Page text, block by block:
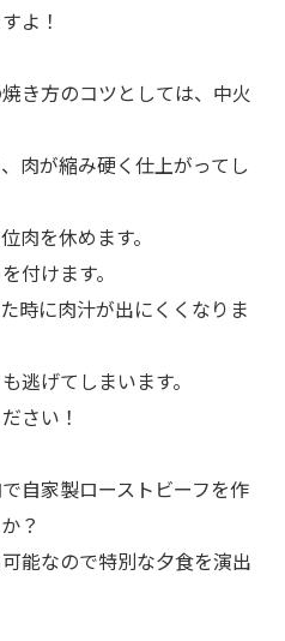
よ！
き方のコツとしては、中火
肉が縮み硬く仕上がってし
肉を休めます。
付けます。
時に肉汁が出にくくなりま
逃げてしまいます。
さい！
自家製ローストビーフを作
？
能なので特別な夕食を演出